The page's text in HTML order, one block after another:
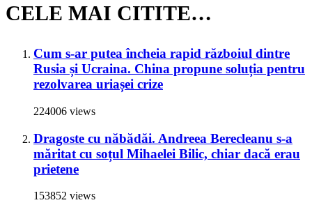
CELE MAI CITITE…
Cum s-ar putea încheia rapid războiul dintre
Rusia și Ucraina. China propune soluția pentru
rezolvarea uriașei crize
224006 views
Dragoste cu năbădăi. Andreea Berecleanu s-a
măritat cu soțul Mihaelei Bilic, chiar dacă erau
prietene
153852 views